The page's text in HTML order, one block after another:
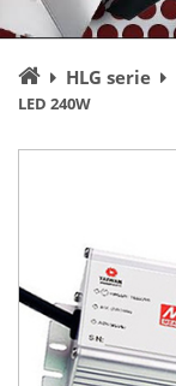
Úvodní
stránka
HLG serie
LED 240W